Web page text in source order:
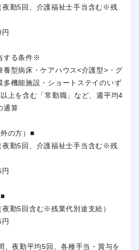
夜勤5回、介護福祉士手当含む※残
する条件※
養型病床・ケアハウス<介護型>・グ
多機能施設・ショートステイのいず
上を含む「常勤職」など、週平均4
通算
の方）■
夜勤5回、介護福祉士手当含む※残
勤5回含む※残業代別途支給）
、夜勤平均5回、各種手当・賞与を